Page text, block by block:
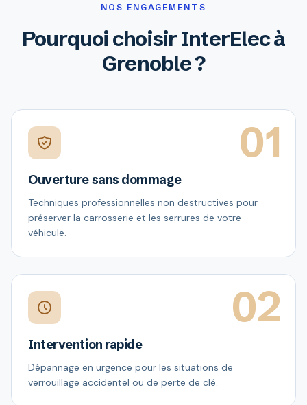
NOS ENGAGEMENTS
Pourquoi choisir InterElec à
Grenoble ?
01
Ouverture sans dommage
Techniques professionnelles non destructives pour
préserver la carrosserie et les serrures de votre
véhicule.
02
Intervention rapide
Dépannage en urgence pour les situations de
verrouillage accidentel ou de perte de clé.